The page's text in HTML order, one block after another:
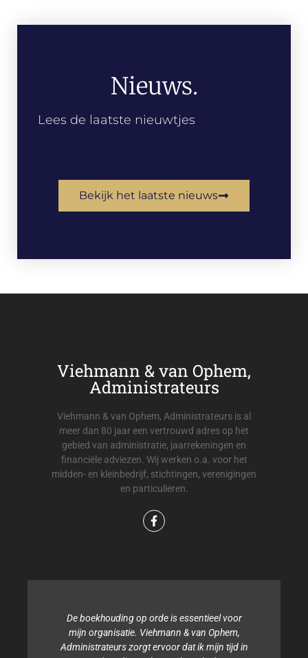
Nieuws.
Lees de laatste nieuwtjes
Bekijk het laatste nieuws
Viehmann & van Ophem,
Administrateurs
Viehmann & van Ophem, Administrateurs is al
meer dan 80 jaar een vertrouwd adres op het
gebied van administratie, jaarrekeningen en
financiële adviezen. Wij werken o.a. voor het
midden- en kleinbedrijf, stichtingen, verenigingen
en particulieren.
De boekhouding op orde is essentieel voor
mijn organisatie. Viehmann & van Ophem,
Administrateurs zorgt ervoor dat ik mijn tijd in